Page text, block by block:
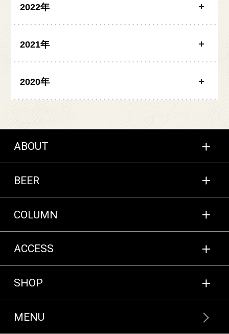
2022年
2021年
2020年
ABOUT
BEER
COLUMN
ACCESS
SHOP
MENU